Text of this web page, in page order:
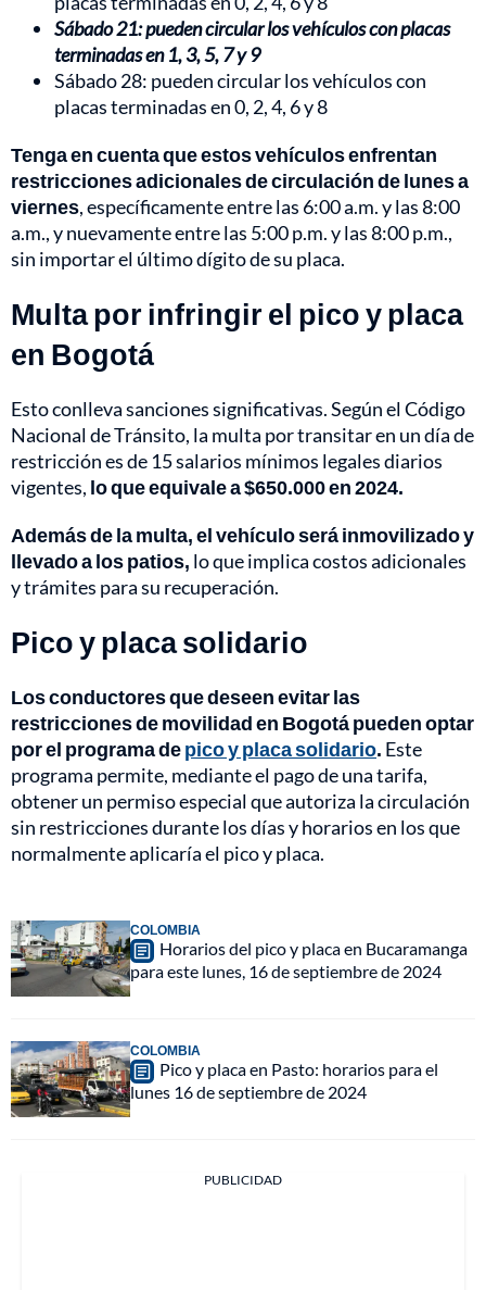
Sábado 21: pueden circular los vehículos con placas
terminadas en 1, 3, 5, 7 y 9
Sábado 28: pueden circular los vehículos con
placas terminadas en 0, 2, 4, 6 y 8
Tenga en cuenta que estos vehículos enfrentan
restricciones adicionales de circulación de lunes a
viernes, específicamente entre las 6:00 a.m. y las 8:00
a.m., y nuevamente entre las 5:00 p.m. y las 8:00 p.m.,
sin importar el último dígito de su placa.
Multa por infringir el pico y placa
en Bogotá
Esto conlleva sanciones significativas. Según el Código
Nacional de Tránsito, la multa por transitar en un día de
restricción es de 15 salarios mínimos legales diarios
vigentes, lo que equivale a $650.000 en 2024.
Además de la multa, el vehículo será inmovilizado y
llevado a los patios, lo que implica costos adicionales
y trámites para su recuperación.
Pico y placa solidario
Los conductores que deseen evitar las
restricciones de movilidad en Bogotá pueden optar
por el programa depico y placa solidario. Este
programa permite, mediante el pago de una tarifa,
obtener un permiso especial que autoriza la circulación
sin restricciones durante los días y horarios en los que
normalmente aplicaría el pico y placa.
COLOMBIA
Horarios del pico y placa en Bucaramanga
para este lunes, 16 de septiembre de 2024
COLOMBIA
Pico y placa en Pasto: horarios para el
lunes 16 de septiembre de 2024
PUBLICIDAD